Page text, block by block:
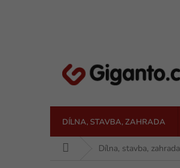
DÍLNA, STAVBA, ZAHRADA
Dílna, stavba, zahrada